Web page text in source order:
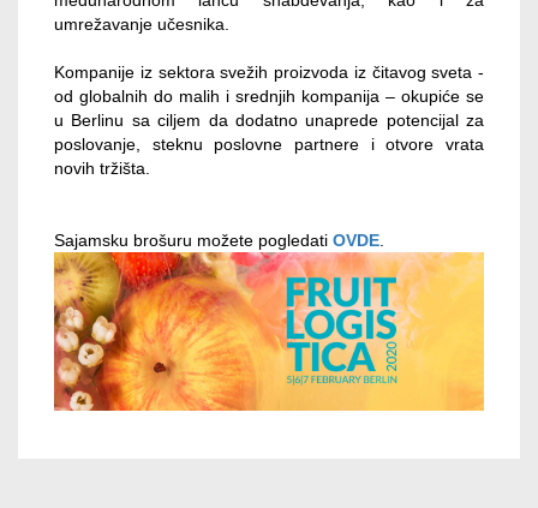
umrežavanje učesnika.
Kompanije iz sektora svežih proizvoda iz čitavog sveta -
od globalnih do malih i srednjih kompanija – okupiće se
u Berlinu sa ciljem da dodatno unaprede potencijal za
poslovanje, steknu poslovne partnere i otvore vrata
novih tržišta.
Sajamsku brošuru možete pogledati OVDE